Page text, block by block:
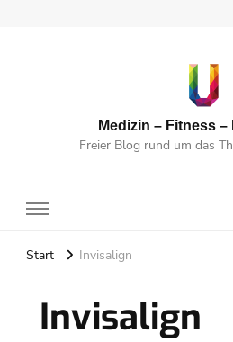
Medizin – Fitness
Freier Blog rund um das
Start Invisalign
Invisalign